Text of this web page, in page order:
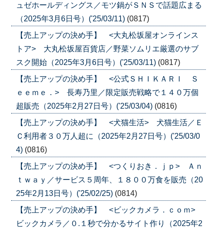
ュゼホールディングス／モツ鍋がＳＮＳで話題広まる
（2025年3月6日号）('25/03/11) (0817)
【売上アップの決め手】 <大丸松坂屋オンラインス
トア> 大丸松坂屋百貨店／野菜ソムリエ厳選のサブ
スク開始（2025年3月6日号）('25/03/11) (0817)
【売上アップの決め手】 <公式ＳＨＩＫＡＲＩ Ｓ
ｅｅｍｅ．> 長寿乃里／限定販売戦略で１４０万個
超販売（2025年2月27日号）('25/03/04) (0816)
【売上アップの決め手】 <犬猫生活> 犬猫生活／Ｅ
Ｃ利用者３０万人超に（2025年2月27日号）('25/03/0
4) (0816)
【売上アップの決め手】 <つくりおき．ｊｐ> Ａｎ
ｔｗａｙ／サービス５周年、１８００万食を販売（20
25年2月13日号）('25/02/25) (0814)
【売上アップの決め手】 <ビックカメラ．ｃｏｍ>
ビックカメラ／０.１秒で分かるサイト作り（2025年2